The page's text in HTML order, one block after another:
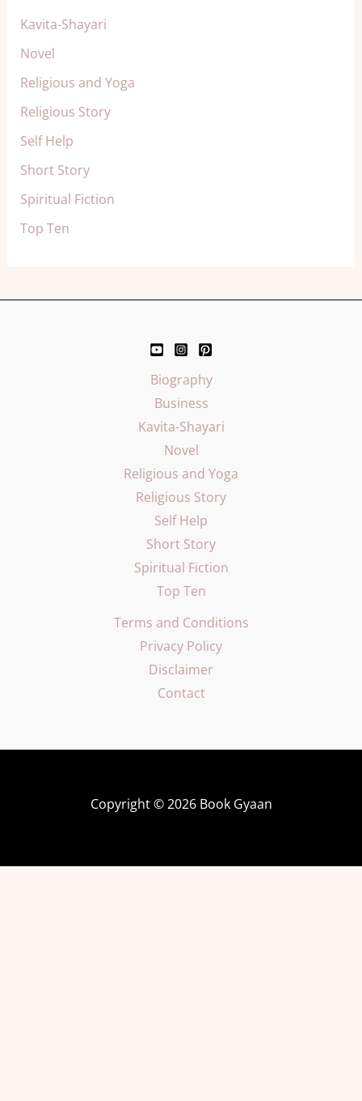
Kavita-Shayari
Novel
Religious and Yoga
Religious Story
Self Help
Short Story
Spiritual Fiction
Top Ten
Biography
Business
Kavita-Shayari
Novel
Religious and Yoga
Religious Story
Self Help
Short Story
Spiritual Fiction
Top Ten
Terms and Conditions
Privacy Policy
Disclaimer
Contact
Copyright © 2026 Book Gyaan